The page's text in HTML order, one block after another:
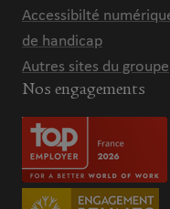
Accessibilté
de handicap
Autres sites du groupe
Nos engagements